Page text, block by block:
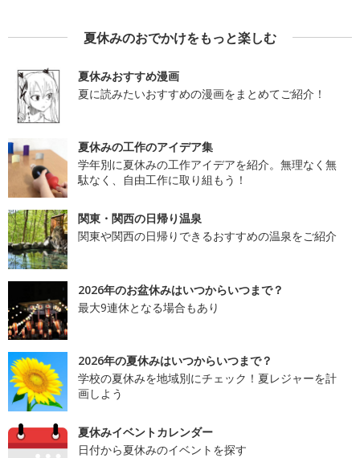
夏休みのおでかけをもっと楽しむ
夏休みおすすめ漫画
夏に読みたいおすすめの漫画をまとめてご紹介！
夏休みの工作のアイデア集
学年別に夏休みの工作アイデアを紹介。無理なく無
駄なく、自由工作に取り組もう！
関東・関西の日帰り温泉
関東や関西の日帰りできるおすすめの温泉をご紹介
2026年のお盆休みはいつからいつまで？
最大9連休となる場合もあり
2026年の夏休みはいつからいつまで？
学校の夏休みを地域別にチェック！夏レジャーを計
画しよう
夏休みイベントカレンダー
日付から夏休みのイベントを探す